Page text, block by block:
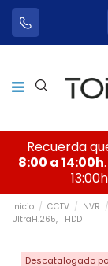
Recuerda
8:00 a 14:00h
Inicio CCTV NVR
UltraH.265, 1 HDD
Descatalogado